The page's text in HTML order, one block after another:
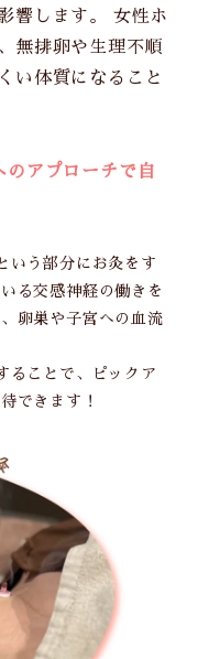
響します。 女性ホ
無排卵や生理不順
い体質になること
アプローチで自
いう部分にお灸をす
る交感神経の働きを
卵巣や子宮への血流
ることで、ピックア
できます！